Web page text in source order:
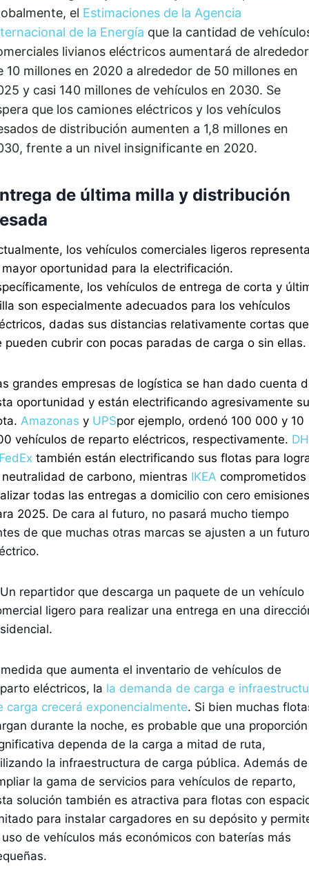
el Estimaciones de la Agencia
de la Energía que la cantidad de
livianos eléctricos aumentará de alrededor
10 millones en 2020 a alrededor de 50 millones en
y casi 140 millones de vehículos en 2030. Se
que los camiones eléctricos y los vehículos
​​de distribución aumenten a 1,8 millones en
frente a un nivel insignificante en 2020.
de última milla y distribución
los vehículos comerciales ligeros
oportunidad para la electrificación.
los vehículos de entrega de corta y
son especialmente adecuados para los vehículos
dadas sus distancias relativamente cortas que
pueden cubrir con pocas paradas de carga o sin ellas.
grandes empresas de logística se han dado cuenta
oportunidad y están electrificando agresivamente su
Amazonas y UPSpor ejemplo, ordenó 100 000 y 10
vehículos de reparto eléctricos, respectivamente.
también están electrificando sus flotas para
de carbono, mientras IKEA comprometidos
todas las entregas a domicilio con cero emisiones
2025. De cara al futuro, no pasará mucho tiempo
de que muchas otras marcas se ajusten a un futuro
que aumenta el inventario de vehículos de
eléctricos, la la demanda de carga e
carga crecerá exponencialmente. Si bien muchas
durante la noche, es probable que una proporción
dependa de la carga a mitad de ruta,
la infraestructura de carga pública. Además de
la gama de servicios para vehículos de reparto,
solución también es atractiva para flotas con
para instalar cargadores en su depósito y
de vehículos más económicos con baterías más